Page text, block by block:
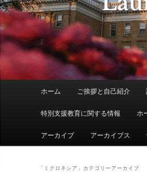
ュ
ホーム ご挨拶と自己紹介
特別支援教育に関する情報 ホ
アーカイブ アーカイブス
「 ミクロネシア 」カテゴリーアーカイブ